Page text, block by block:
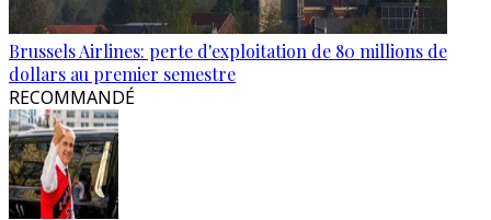
Brussels Airlines: perte d'exploitation de 80 millions de
dollars au premier semestre
RECOMMANDÉ